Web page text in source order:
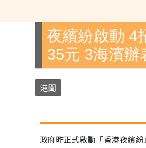
夜繽紛啟動 4
35元 3海濱辦
港聞
政府昨正式啟動「香港夜繽